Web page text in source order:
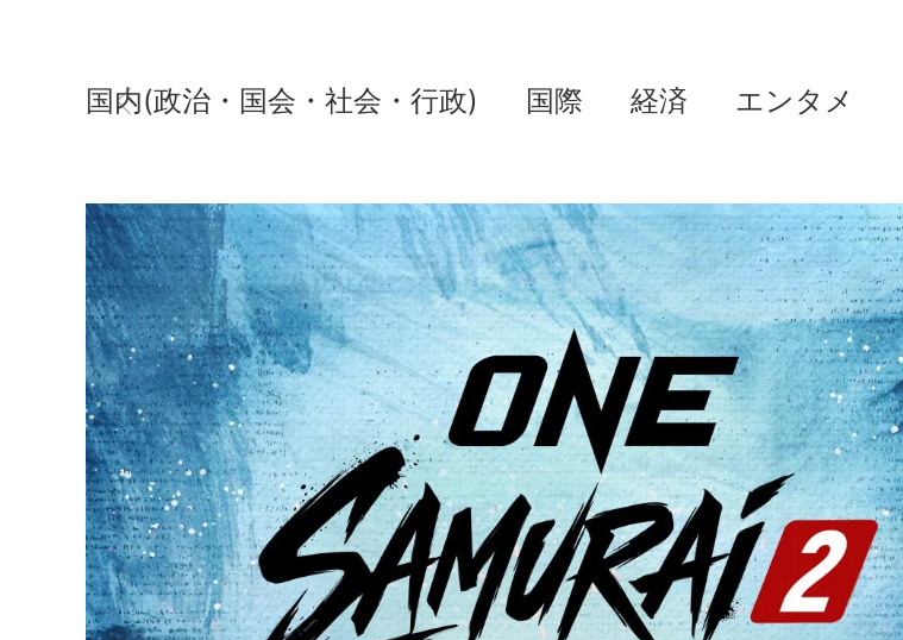
国内(政治・国会・社会・行政) 国際 経済 エンタメ